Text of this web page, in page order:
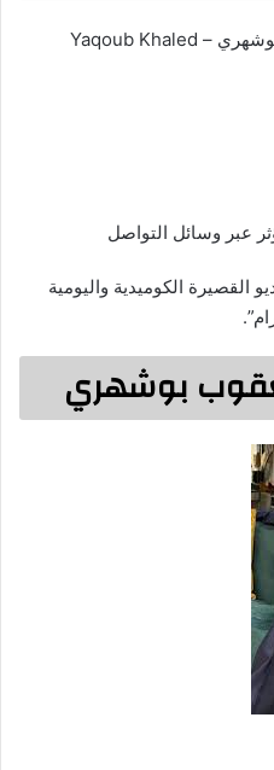
الاسم الكامل: يعقوب خالد بوشهري – Yaqoub Khaled
عبر وسائل التواصل
القصيرة الكوميدية واليومية
بوشهري